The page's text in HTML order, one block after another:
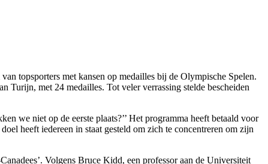
topsporters met kansen op medailles bij de Olympische Spelen.
Turijn, met 24 medailles. Tot veler verrassing stelde bescheiden
we niet op de eerste plaats?’’ Het programma heeft betaald voor
heeft iedereen in staat gesteld om zich te concentreren om zijn
Volgens Bruce Kidd, een professor aan de Universiteit